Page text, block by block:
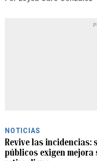
NOTICIAS
Revive las incidencias:
públicos exigen mejora